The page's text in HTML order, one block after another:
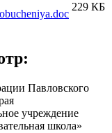
229 КБ
Павловского
учреждение
школа»